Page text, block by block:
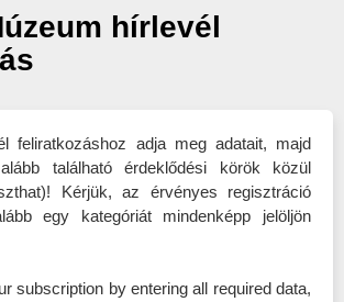
hírlevél
feliratkozáshoz adja meg adatait, majd
található érdeklődési körök közül
Kérjük, az érvényes regisztráció
egy kategóriát mindenképp jelöljön
subscription by entering all required data,